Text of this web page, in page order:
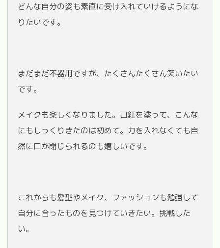
どんな自分の姿も素直に受け入れていけるようにな
りたいです。
まだまだ不器用ですが、たくさんたくさん笑いたい
です。
メイクも楽しくなりました。口紅を塗って、こんな
にもしっくりきたのは初めて。力を入れなくても自
然に口が閉じられるのも嬉しいです。
これからも髪型やメイク、ファッションも勉強して
自分に合ったものを見つけていきたい。挑戦した
い。